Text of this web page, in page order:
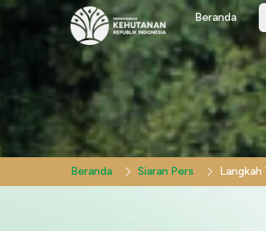
Beranda
Beranda Siaran Pers